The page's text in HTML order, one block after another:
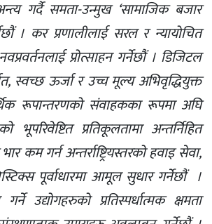
गर्दै समता-उन्मुख ‘सामाजिक बजार
। कर प्रणालीलाई सरल र न्यायोचित
प्रोत्साहन गर्नेछौं । डिजिटल
, स्वच्छ ऊर्जा र उच्च मूल्य अभिवृद्धियुक्त
रूपान्तरणको संवाहकका रूपमा अघि
भूपरिवेष्टित प्रतिकूलतामा अन्तर्निहित
कम गर्न अन्तर्राष्ट्रियस्तरको हवाइ सेवा,
पूर्वाधारमा आमूल सुधार गर्नेछौं ।
उद्योगहरुको प्रतिस्पर्धात्मक क्षमता